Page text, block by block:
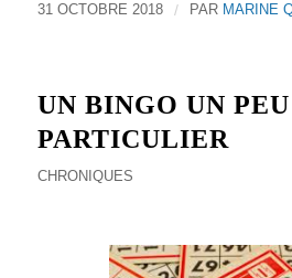
31 OCTOBRE 2018 / PAR MARINE
UN BINGO UN PEU
PARTICULIER
CHRONIQUES